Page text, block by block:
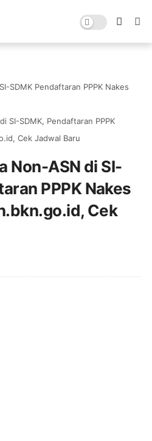
SDMK Pendaftaran PPPK Nakes
SI-SDMK, Pendaftaran PPPK
Cek Jadwal Baru
Non-ASN di SI-
PPPK Nakes
Cek